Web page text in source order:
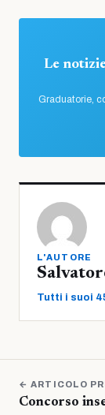
Le
Graduatorie,
L'AUTORE
Tutti i suoi
← ARTICOLO
Concorso